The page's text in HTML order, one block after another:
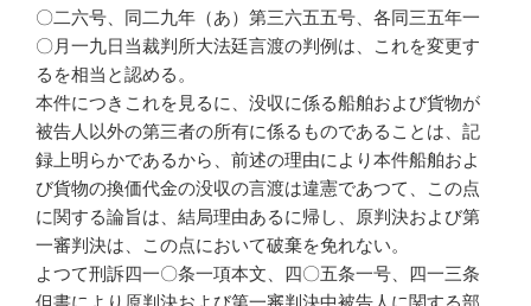
〇二六号、同二九年（あ）第三六五五号、各同三五年一
〇月一九日当裁判所大法廷言渡の判例は、これを変更す
るを相当と認める。
本件につきこれを見るに、没収に係る船舶および貨物が
被告人以外の第三者の所有に係るものであることは、記
録上明らかであるから、前述の理由により本件船舶およ
び貨物の換価代金の没収の言渡は違憲であつて、この点
に関する論旨は、結局理由あるに帰し、原判決および第
一審判決は、この点において破棄を免れない。
よつて刑訴四一〇条一項本文、四〇五条一号、四一三条
但書により原判決および第一審判決中被告人に関する部